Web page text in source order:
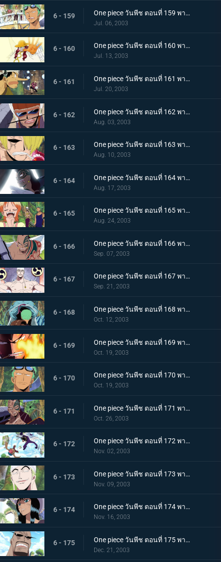
6 - 159 One piece วันพีช ตอนที่ 159 พากย์ไทย ไปเลยการาสุมารุ! มุ่งสู่แท่นบูชายัญ
Jul. 06, 2003
6 - 160 One piece วันพีช ตอนที่ 160 พากย์ไทย โอกาสรอด 10%! ผู้คุ้มกฎผู้อ่านใจ ซาโตริ!
Jul. 13, 2003
6 - 161 One piece วันพีช ตอนที่ 161 พากย์ไทย บททดสอบลูกบอลที่น่ากลัว! การต่อสู้ในป่าวงกต
Jul. 20, 2003
6 - 162 One piece วันพีช ตอนที่ 162 พากย์ไทย ช็อปเปอร์มีภัย! อดีตจอมเทพ ปะทะ เทพสาวกชูรา
Aug. 03, 2003
6 - 163 One piece วันพีช ตอนที่ 163 พากย์ไทย เสียงเพลงอันลึกลับ! บททดสอบเชือกและบททดสอบรัก
Aug. 10, 2003
6 - 164 One piece วันพีช ตอนที่ 164 พากย์ไทย จงสุมไฟแห่งแชนดร้า! ยอดนักรบไวเปอร์
Aug. 17, 2003
6 - 165 One piece วันพีช ตอนที่ 165 พากย์ไทย ขุมทองแห่งท้องฟ้าจายา! มุ่งหน้าสู่ตำหนักแห่งเทพ
Aug. 24, 2003
6 - 166 One piece วันพีช ตอนที่ 166 พากย์ไทย งานเลี้ยงค่ำคืนก่อนขุมทอง ความคิดคำนึงถึงวาส
Sep. 07, 2003
6 - 167 One piece วันพีช ตอนที่ 167 พากย์ไทย ก็อดเอเนล "เผยโฉม" บทเพลงสู่ผู้รอดชีวิต
Sep. 21, 2003
6 - 168 One piece วันพีช ตอนที่ 168 พากย์ไทย งูยักษ์แยกเขี้ยว! เซอร์ไววัลเกมเริ่มขึ้นแล้ว
Oct. 12, 2003
6 - 169 One piece วันพีช ตอนที่ 169 พากย์ไทย รีเจ็คท์ทุ่มสุดตัว! การเตรียมใจของอสูรสงครามไวเปอร์
Oct. 19, 2003
6 - 170 One piece วันพีช ตอนที่ 170 พากย์ไทย ศึกกลางเวหา! โจรสลัดโซโล ปะทะ นักรบบราฮัม
Oct. 19, 2003
6 - 171 One piece วันพีช ตอนที่ 171 พากย์ไทย เบิร์นบาซูก้าร่ำร้อง!! ลูฟี่ ปะทะ อสูรไวเปอร์
Oct. 26, 2003
6 - 172 One piece วันพีช ตอนที่ 172 พากย์ไทย บททดสอบบึง! ช็อปเปอร์ปะทะเกดาซ!!
Nov. 02, 2003
6 - 173 One piece วันพีช ตอนที่ 173 พากย์ไทย พลังอันไร้เทียมทาน! ร่างจริงของเอเนล "กระจ่างแล้ว"
Nov. 09, 2003
6 - 174 One piece วันพีช ตอนที่ 174 พากย์ไทย เมืองมายา! โบราณสถานแชนดร้าอันยิ่งใหญ่!!
Nov. 16, 2003
6 - 175 One piece วันพีช ตอนที่ 175 พากย์ไทย โอกาสรอด 0%!! ช็อปเปอร์ ปะทะ เทพผู้คุ้มกฎโอม
Dec. 21, 2003